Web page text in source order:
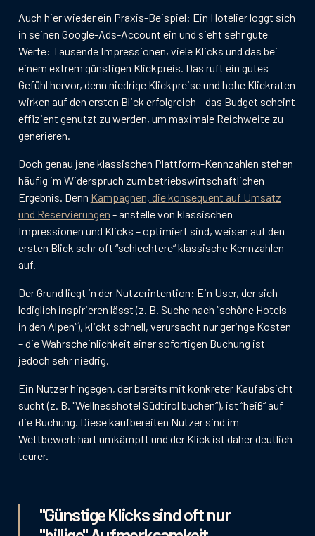
Auch hier wieder ein Praxis-Beispiel: Ein Hotelier loggt sich
in seinen Google-Ads-Account ein und sieht sehr gute
Werte: Tausende Impressionen, viele Klicks und das bei
einem extrem günstigen Klickpreis. Das ruft ein gutes
Gefühl hervor, denn niedrige Klickpreise und hohe Klickraten
wirken auf den ersten Blick erfolgreich – das Budget scheint
effizient genutzt zu werden, um maximale Reichweite zu
generieren.
Doch genau jene klassischen Plattform-Kennzahlen stehen
häufig im Widerspruch zum betriebswirtschaftlichen
Ergebnis. Denn Kampagnen, die konsequent auf Umsatz
und Reservierungen - anstelle von klassischen
Impressionen und Klicks – optimiert sind, weisen auf den
ersten Blick sehr oft “schlechtere“ klassische Kennzahlen
auf.
Der Grund liegt in der Nutzerintention: Ein User, der sich
lediglich inspirieren lässt (z. B. Suche nach “schöne Hotels
in den Alpen“), klickt schnell, verursacht nur geringe Kosten
– die Wahrscheinlichkeit einer sofortigen Buchung ist
jedoch sehr niedrig.
Ein Nutzer hingegen, der bereits mit konkreter Kaufabsicht
sucht (z. B. "Wellnesshotel Südtirol buchen“), ist “heiß“ auf
die Buchung. Diese kaufbereiten Nutzer sind im
Wettbewerb hart umkämpft und der Klick ist daher deutlich
teurer.
"Günstige Klicks sind oft nur